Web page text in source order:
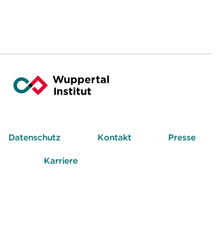
Datenschutz Kontakt Presse
Karriere